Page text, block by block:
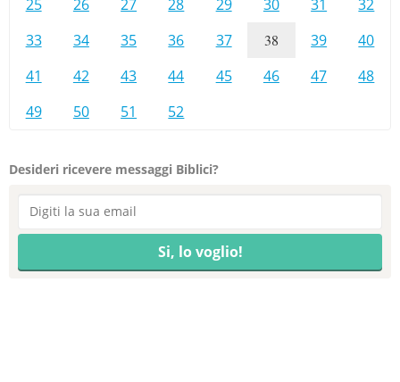
25
26 27 28 29 30 31
32
33
34 35 36 37 38 39
40
41
42 43 44 45 46 47
48
49
50 51 52
Desideri ricevere messaggi Biblici?